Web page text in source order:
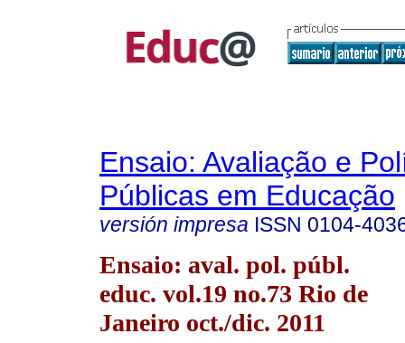
Ensaio: Avaliação e
Públicas em Educação
versión impresa ISSN 0104-
Ensaio: aval. pol. públ.
educ. vol.19 no.73 Rio de
Janeiro oct./dic. 2011